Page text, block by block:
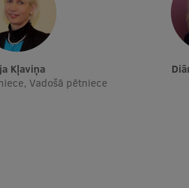
Kļaviņa
Vadošā pētniece